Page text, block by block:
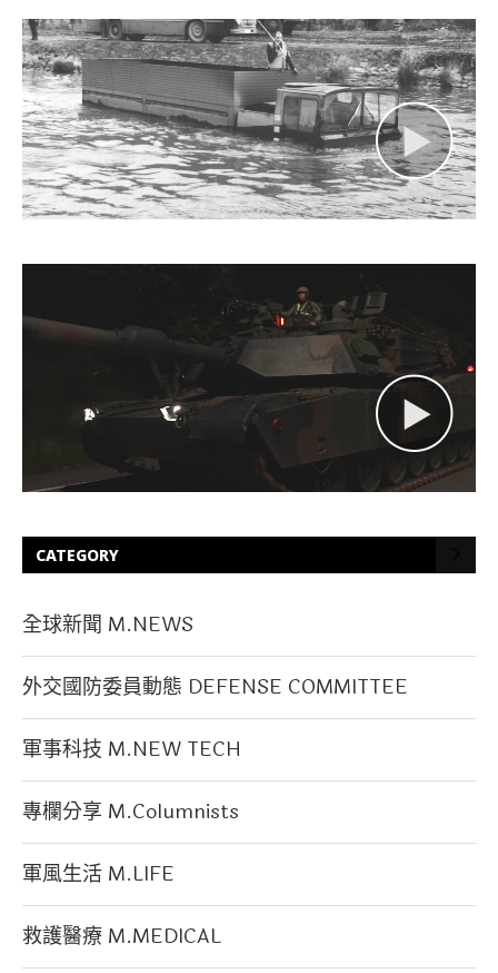
CATEGORY
全球新聞 M.NEWS
外交國防委員動態 DEFENSE COMMITTEE
軍事科技 M.NEW TECH
專欄分享 M.Columnists
軍風生活 M.LIFE
救護醫療 M.MEDICAL